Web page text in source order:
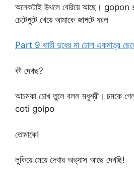
অনেকটাই উথলে বেরিয়ে আছে। gopon
চেটেপুটে খেয়ে আমাকে জাপটে ধরল
Part 9 ভারী দুধের মা চোদা একমাত্র
কী দেখছ?
আচমকা চোখ তুলে বলল মধুশ্রী। চমকে
coti golpo
তোমাকে!
লুকিয়ে মেয়ে দেখার অভ্যাস আছে দেখছি!